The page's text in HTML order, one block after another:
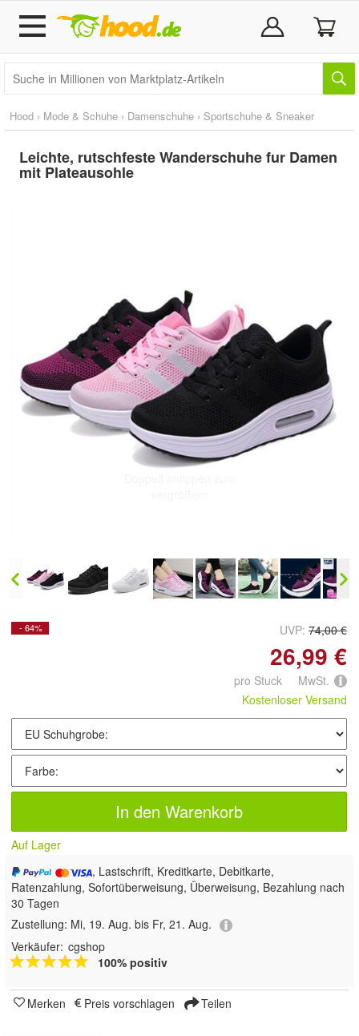
Hood › Mode & Schuhe › Damenschuhe › Sportschuhe & Sneaker
Leichte, rutschfeste Wanderschuhe fur Damen
mit Plateausohle
- 64% UVP: 74,00 €
26,99 €
pro Stuck MwSt.
Kostenloser Versand
In den Warenkorb
Auf Lager
, Lastschrift, Kreditkarte, Debitkarte,
Ratenzahlung, Sofortüberweisung, Überweisung, Bezahlung nach
30 Tagen
Zustellung: Mi, 19. Aug. bis Fr, 21. Aug.
Verkäufer: cgshop
100% positiv
Merken Preis vorschlagen Teilen